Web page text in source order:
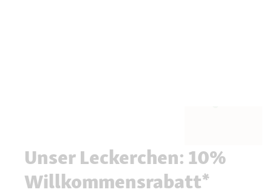
Unser Leckerchen: 10%
Willkommensrabatt*